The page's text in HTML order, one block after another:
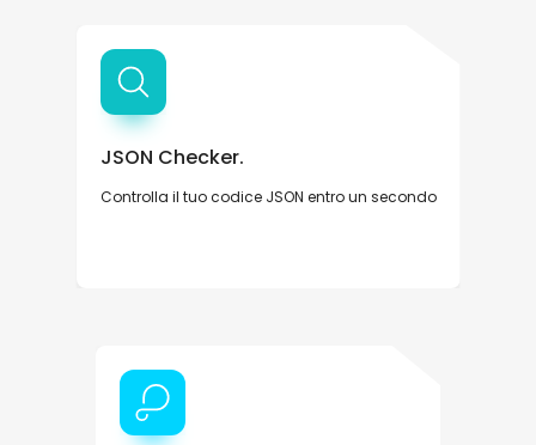
JSON Checker.
Controlla il tuo codice JSON entro un secondo